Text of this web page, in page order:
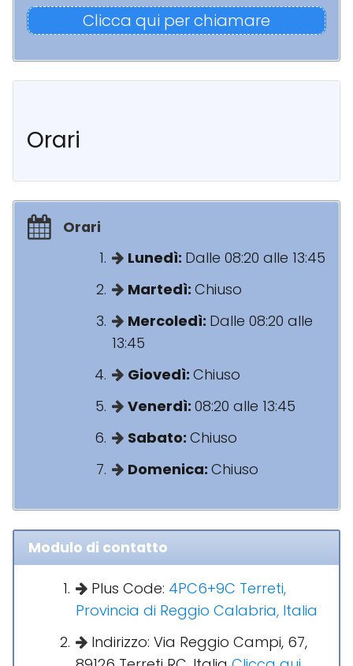
Clicca qui per chiamare
Orari
Orari
Lunedì: Dalle 08:20 alle 13:45
Martedì: Chiuso
Mercoledì: Dalle 08:20 alle
13:45
Giovedì: Chiuso
Venerdì: 08:20 alle 13:45
Sabato: Chiuso
Domenica: Chiuso
Modulo di contatto
Plus Code: 4PC6+9C Terreti,
Provincia di Reggio Calabria, Italia
Indirizzo: Via Reggio Campi, 67,